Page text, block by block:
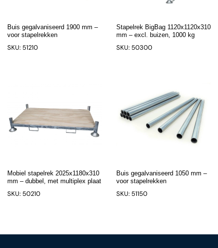
Buis gegalvaniseerd 1900 mm –
voor stapelrekken
SKU: 51210
Stapelrek BigBag 1120x1120x310
mm – excl. buizen, 1000 kg
SKU: 50300
Mobiel stapelrek 2025x1180x310
mm – dubbel, met multiplex plaat
SKU: 50210
Buis gegalvaniseerd 1050 mm –
voor stapelrekken
SKU: 51150